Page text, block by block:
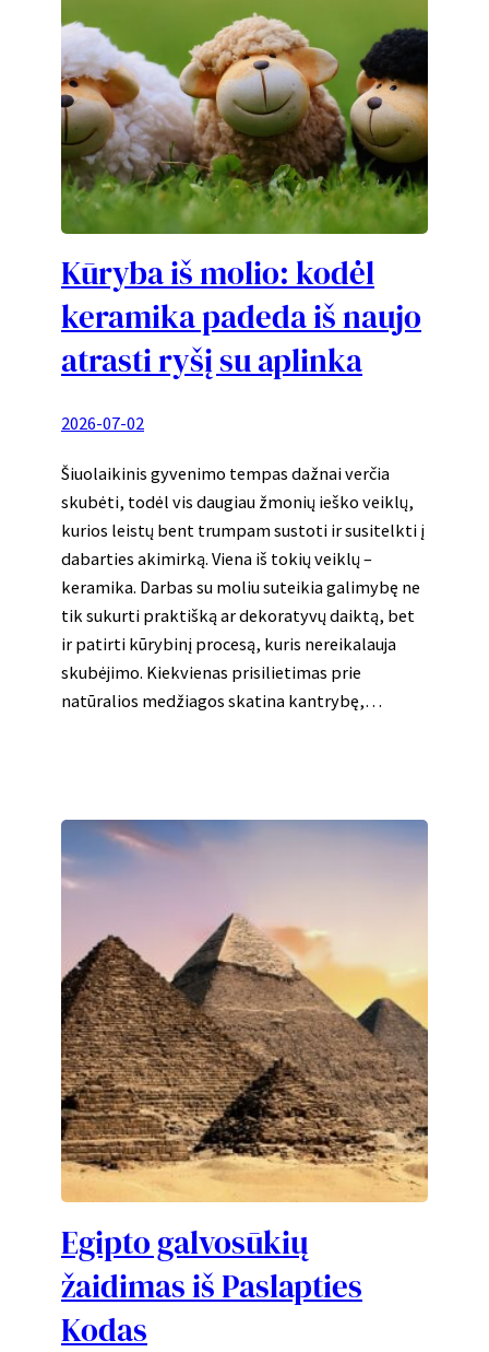
Kūryba iš molio: kodėl
keramika padeda iš naujo
atrasti ryšį su aplinka
2026-07-02
Šiuolaikinis gyvenimo tempas dažnai verčia
skubėti, todėl vis daugiau žmonių ieško veiklų,
kurios leistų bent trumpam sustoti ir susitelkti į
dabarties akimirką. Viena iš tokių veiklų –
keramika. Darbas su moliu suteikia galimybę ne
tik sukurti praktišką ar dekoratyvų daiktą, bet
ir patirti kūrybinį procesą, kuris nereikalauja
skubėjimo. Kiekvienas prisilietimas prie
natūralios medžiagos skatina kantrybę,…
Egipto galvosūkių
žaidimas iš Paslapties
Kodas